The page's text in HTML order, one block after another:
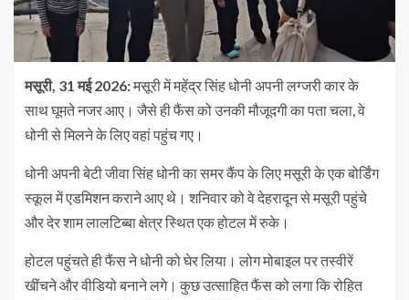
मसूरी, 31 मई 2026:मसूरी में महेंद्र सिंह धोनी अपनी लग्जरी कार के
साथ घूमते नजर आए। जैसे ही फैंस को उनकी मौजूदगी का पता चला, वे
धोनी से मिलने के लिए वहां पहुंच गए।
धोनी अपनी बेटी जीवा सिंह धोनी का समर कैंप के लिए मसूरी के एक बोर्डिंग
स्कूल में एडमिशन कराने आए थे। शनिवार को वे देहरादून से मसूरी पहुंचे
और देर शाम लालटिब्बा क्षेत्र स्थित एक होटल में रुके।
होटल पहुंचते ही फैंस ने धोनी को घेर लिया। लोग मोबाइल पर तस्वीरें
खींचने और वीडियो बनाने लगे। कुछ उत्साहित फैंस को लगा कि रोहित